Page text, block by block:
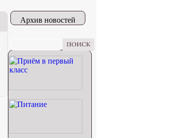
Архив новостей